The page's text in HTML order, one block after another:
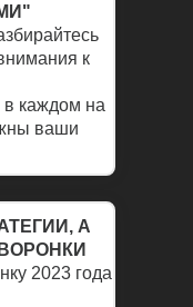
А
2023 года
к
каждом на
ваши